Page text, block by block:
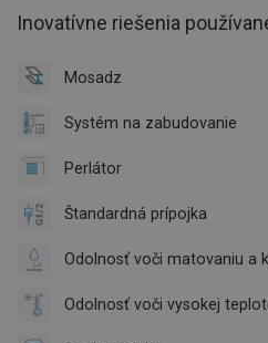
Inovatívne riešenia
Mosadz
Systém na zabudovanie
Perlátor
Štandardná prípojka
Odolnosť voči matovaniu a
Odolnosť voči vysokej